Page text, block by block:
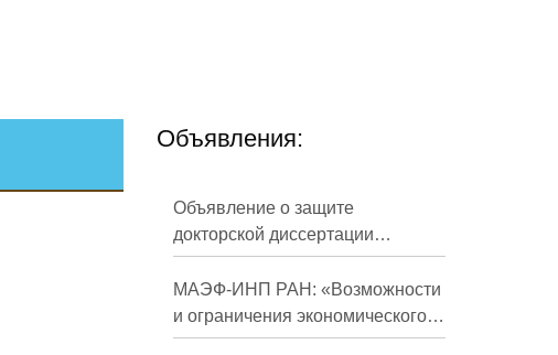
Объявления:
Объявление о защите
докторской диссертации
Кузнецова Михаила
Евгеньевича
МАЭФ-ИНП РАН: «Возможности
и ограничения экономического
развития России в средне- и